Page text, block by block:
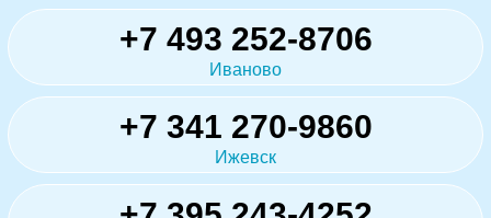
+7 493 252-8706
Иваново
+7 341 270-9860
Ижевск